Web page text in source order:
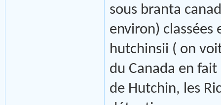
sous branta
environ)
hutchinsii ( on
du Canada en
de Hutchin, les